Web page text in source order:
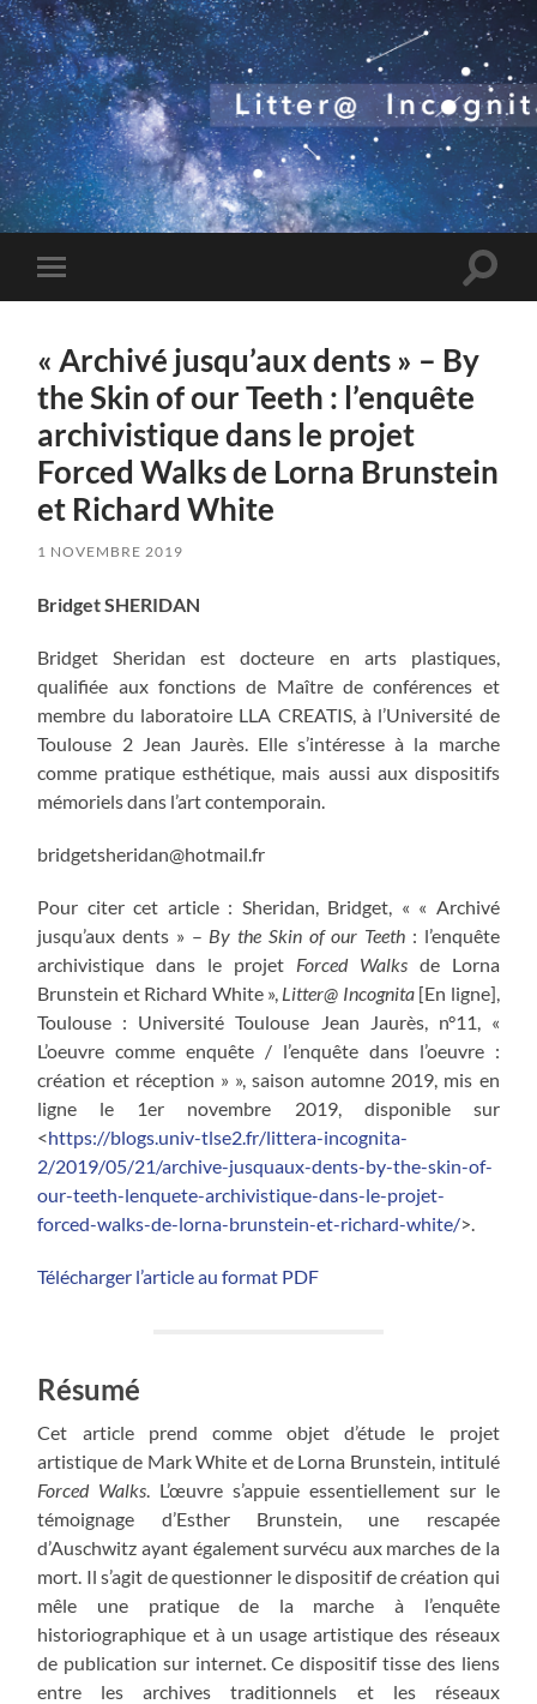
Toggle
mobile
Toggle
« Archivé jusqu’aux dents » – By
the Skin of our Teeth : l’enquête
archivistique dans le projet
Forced Walks de Lorna Brunstein
et Richard White
1 NOVEMBRE 2019
Bridget SHERIDAN
Bridget Sheridan est docteure en arts plastiques,
qualifiée aux fonctions de Maître de conférences et
membre du laboratoire LLA CREATIS, à l’Université de
Toulouse 2 Jean Jaurès. Elle s’intéresse à la marche
comme pratique esthétique, mais aussi aux dispositifs
mémoriels dans l’art contemporain.
bridgetsheridan@hotmail.fr
Pour citer cet article : Sheridan, Bridget, « « Archivé
jusqu’aux dents » – By the Skin of our Teeth : l’enquête
archivistique dans le projet Forced Walksde Lorna
Brunstein et Richard White », Litter@ Incognita [En ligne],
Toulouse : Université Toulouse Jean Jaurès, n°11, «
L’oeuvre comme enquête / l’enquête dans l’oeuvre :
création et réception » », saison automne 2019, mis en
ligne le 1er novembre 2019, disponible sur
<https://blogs.univ-tlse2.fr/littera-incognita-
2/2019/05/21/archive-jusquaux-dents-by-the-skin-of-
our-teeth-lenquete-archivistique-dans-le-projet-
forced-walks-de-lorna-brunstein-et-richard-white/>.
Télécharger l’article au format PDF
Résumé
Cet article prend comme objet d’étude le projet
artistique de Mark White et de Lorna Brunstein, intitulé
Forced Walks . L’œuvre s’appuie essentiellement sur le
témoignage d’Esther Brunstein, une rescapée
d’Auschwitz ayant également survécu aux marches de la
mort. Il s’agit de questionner le dispositif de création qui
mêle une pratique de la marche à l’enquête
historiographique et à un usage artistique des réseaux
de publication sur internet. Ce dispositif tisse des liens
entre les archives traditionnels et les réseaux